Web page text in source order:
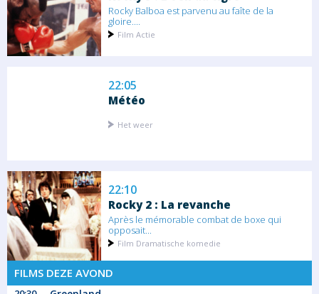
Rocky Balboa est parvenu au faîte de la
gloire....
Film Actie
22:05
Météo
Het weer
22:10
Rocky 2 : La revanche
Après le mémorable combat de boxe qui
opposait...
Film Dramatische komedie
FILMS DEZE AVOND